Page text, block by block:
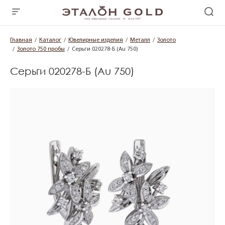
Главная Каталог Ювелирные изделия Металл
Золото
Золото 750 пробы
Серьги 020278-Б (Au 750)
Серьги 020278-Б (Au 750)